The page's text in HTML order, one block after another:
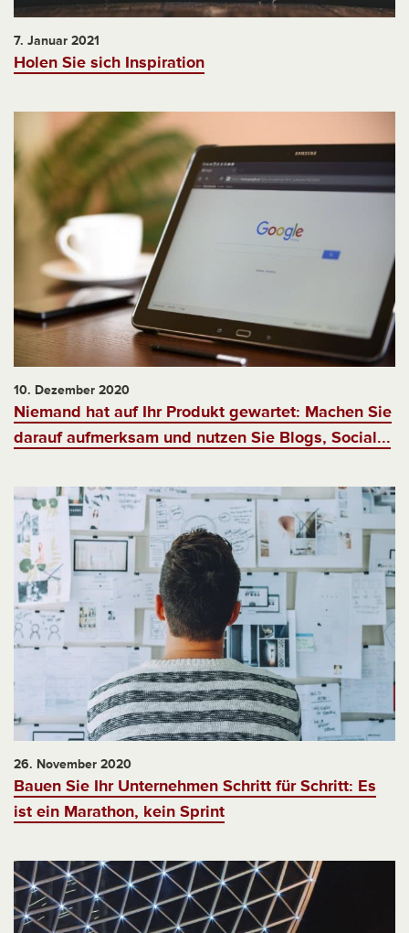
7. Januar 2021
Holen Sie sich Inspiration
10. Dezember 2020
Niemand hat auf Ihr Produkt gewartet: Machen Sie
darauf aufmerksam und nutzen Sie Blogs, Social...
26. November 2020
Bauen Sie Ihr Unternehmen Schritt für Schritt: Es
ist ein Marathon, kein Sprint